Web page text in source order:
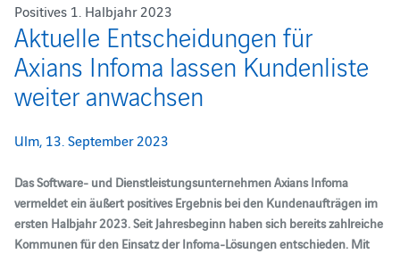
Positives 1. Halbjahr 2023
Aktuelle Entscheidungen für
Axians Infoma lassen Kundenliste
weiter anwachsen
Ulm, 13. September 2023
Das Software- und Dienstleistungsunternehmen Axians Infoma
vermeldet ein äußert positives Ergebnis bei den Kundenaufträgen im
ersten Halbjahr 2023. Seit Jahresbeginn haben sich bereits zahlreiche
Kommunen für den Einsatz der Infoma-Lösungen entschieden. Mit